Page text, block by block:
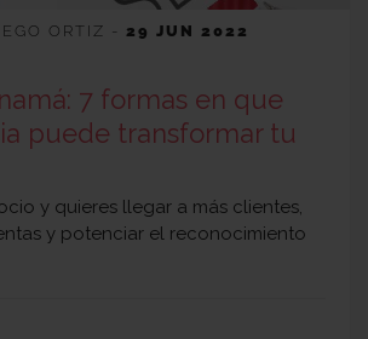
ORTIZ - 29 JUN 2022
7 formas en que
puede transformar tu
y quieres llegar a más clientes,
y potenciar el reconocimiento